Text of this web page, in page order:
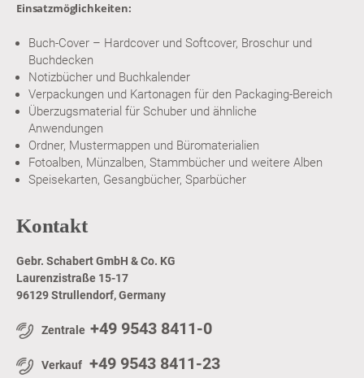
Einsatzmöglichkeiten:
Buch-Cover – Hardcover und Softcover, Broschur und
Buchdecken
Notizbücher und Buchkalender
Verpackungen und Kartonagen für den Packaging-Bereich
Überzugsmaterial für Schuber und ähnliche
Anwendungen
Ordner, Mustermappen und Büromaterialien
Fotoalben, Münzalben, Stammbücher und weitere Alben
Speisekarten, Gesangbücher, Sparbücher
Kontakt
Gebr. Schabert GmbH & Co. KG
Laurenzistraße 15-17
96129 Strullendorf, Germany
Zentrale +49 9543 8411-0
Verkauf +49 9543 8411-23